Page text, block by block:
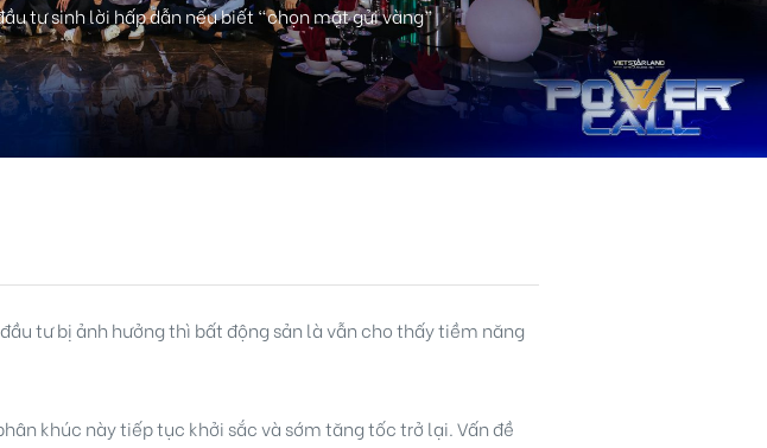
tư sinh lời hấp dẫn nếu biết “chọn mặt gửi vàng”
tư bị ảnh hưởng thì bất động sản là vẫn cho thấy tiềm năng
khúc này tiếp tục khởi sắc và sớm tăng tốc trở lại. Vấn đề